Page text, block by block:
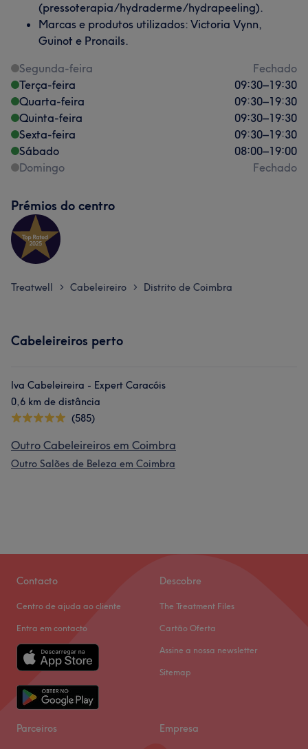
(pressoterapia/hydraderme/hydrapeeling).
Marcas e produtos utilizados: Victoria Vynn,
Guinot e Pronails.
Segunda-feira
Fechado
Terça-feira
09:30–19:30
Quarta-feira
09:30–19:30
Quinta-feira
09:30–19:30
Sexta-feira
09:30–19:30
Sábado
08:00–19:00
Domingo
Fechado
Prémios do centro
Treatwell > Cabeleireiro > Distrito de Coimbra
Cabeleireiros perto
Iva Cabeleireira - Expert Caracóis
0,6 km de distância
(585)
Outro Cabeleireiros em Coimbra
Outro Salões de Beleza em Coimbra
Contacto
Centro de ajuda ao cliente
Entra em contacto
Descobre
The Treatment Files
Cartão Oferta
Assine a nossa newsletter
Sitemap
Parceiros Empresa